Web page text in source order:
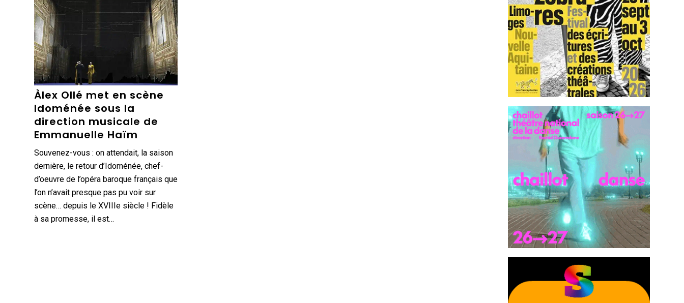
Àlex Ollé met en scène
Idoménée sous la
direction musicale de
Emmanuelle Haïm
Souvenez-vous : on attendait, la saison
dernière, le retour d’Idoménée, chef-
d’oeuvre de l’opéra baroque français que
l’on n’avait presque pas pu voir sur
scène… depuis le XVIIIe siècle ! Fidèle
à sa promesse, il est…